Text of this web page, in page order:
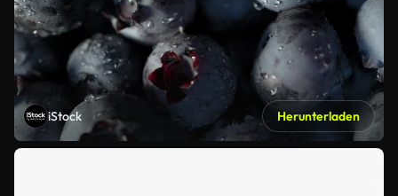
iStock Herunterladen